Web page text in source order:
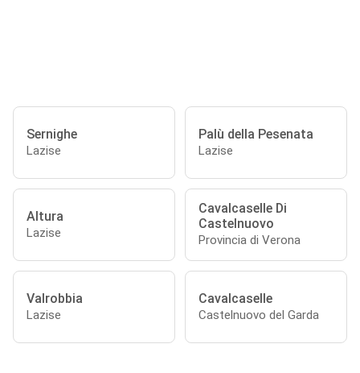
Sernighe
Lazise
Palù della Pesenata
Lazise
Altura
Lazise
Cavalcaselle Di
Castelnuovo
Provincia di Verona
Valrobbia
Lazise
Cavalcaselle
Castelnuovo del Garda